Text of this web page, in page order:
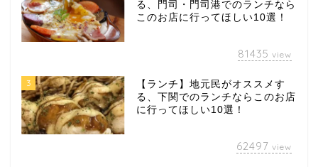
る、門司・門司港でのランチなら
このお店に行ってほしい10選！
81435 view
3
【ランチ】地元民がオススメす
る、下関でのランチならこのお店
に行ってほしい10選！
62497 view